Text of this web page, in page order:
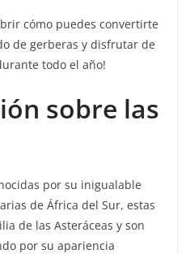
cómo puedes convertirte
de gerberas y disfrutar de
todo el año!
sobre las
por su inigualable
de África del Sur, estas
de las Asteráceas y son
por su apariencia